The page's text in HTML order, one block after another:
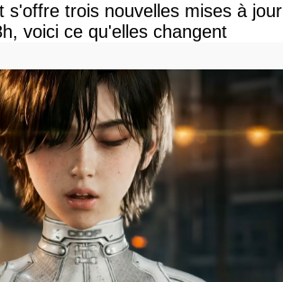
s'offre trois nouvelles mises à jour
voici ce qu'elles changent